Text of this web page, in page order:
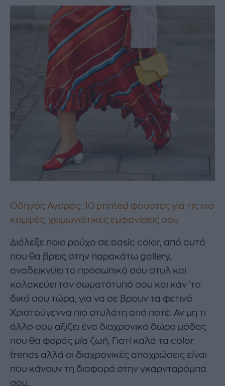
Οδηγός Αγοράς: 10 printed φούστες για τις πιο
κομψές, χειμωνιάτικες εμφανίσεις σου
Διάλεξε ποιο ρούχο σε basic color, από αυτά
που θα βρεις στην παρακάτω gallery,
αναδεικνύει το προσωπικό σου στυλ και
κολακεύει τον σωματότυπό σου και κάν΄το
δικό σου τώρα, για να σε βρουν τα φετινά
Χριστούγεννα πιο στυλάτη από ποτέ. Αν μη τι
άλλο σου αξίζει ένα διαχρονικό δώρο μόδας
που θα φοράς μία ζωή. Γιατί καλά τα color
trends αλλά οι διαχρονικές αποχρώσεις είναι
που κάνουν τη διαφορά στην γκαρνταρόμπα
σου.